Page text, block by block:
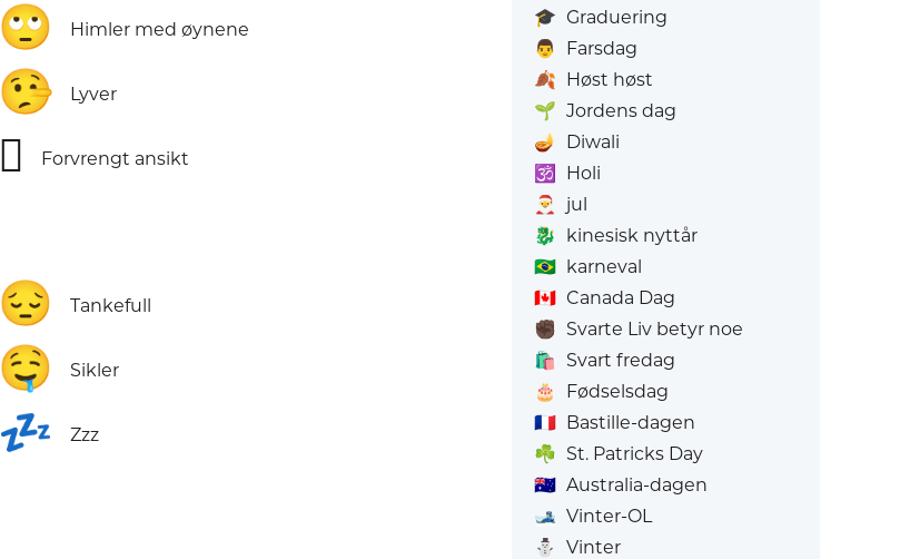
🙄 Himler med øynene
🤥 Lyver
🫪 Forvrengt ansikt
😔 Tankefull
🤤 Sikler
💤 Zzz
🎓 Graduering
👨
Farsdag
🍂 Høst høst
🌱 Jordens dag
🪔
Diwali
🕉️
Holi
🎅
jul
🐉
kinesisk nyttår
🇧🇷 karneval
🇨🇦 Canada Dag
✊🏿 Svarte Liv betyr noe
🛍️
Svart fredag
🎂
Fødselsdag
🇫🇷 Bastille-dagen
☘️ St. Patricks Day
🇦🇺 Australia-dagen
🎿 Vinter-OL
⛄
Vinter